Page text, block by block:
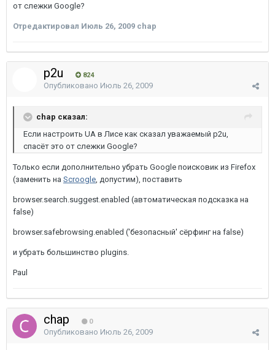
от слежки Google?
Отредактировал Июль 26, 2009 chap
p2u 824
Опубликовано Июль 26, 2009
chap сказал:
Если настроить UA в Лисе как сказал уважаемый p2u,
спасёт это от слежки Google?
Только если дополнительно убрать Google поисковик из Firefox
(заменить на Scroogle, допустим), поставить
browser.search.suggest.enabled (автоматическая подсказка на
false)
browser.safebrowsing.enabled ('безопасный' сёрфинг на false)
и убрать большинство plugins.
Paul
chap 0
Опубликовано Июль 26, 2009